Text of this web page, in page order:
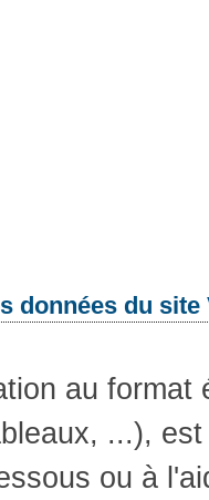
données du site
au format
...),
ou à